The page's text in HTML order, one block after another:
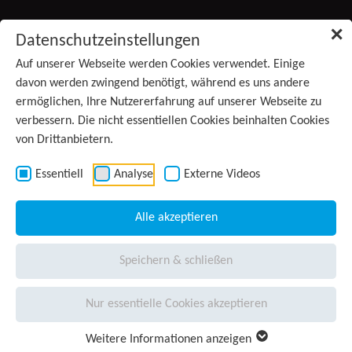
✕
Datenschutzeinstellungen
Auf unserer Webseite werden Cookies verwendet. Einige
davon werden zwingend benötigt, während es uns andere
ermöglichen, Ihre Nutzererfahrung auf unserer Webseite zu
verbessern. Die nicht essentiellen Cookies beinhalten Cookies
von Drittanbietern.
Essentiell Analyse Externe Videos
Alle akzeptieren
Speichern & schließen
Nur essentielle Cookies akzeptieren
Weitere Informationen anzeigen
Produkte
Services
(aktiv)
Unternehmen
Presse
Karriere